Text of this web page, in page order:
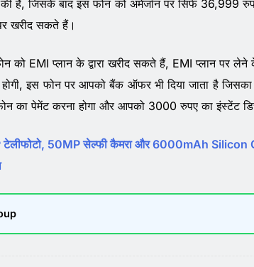
है, जिसके बाद इस फोन को अमेजॉन पर सिर्फ 36,999
खरीद सकते हैं।
को EMI प्लान के द्वारा खरीद सकते हैं, EMI प्लान पर
इस फोन पर आपको बैंक ऑफर भी दिया जाता है
का पेमेंट करना होगा और आपको 3000 रुपए का इंस्टेंट
50MP सेल्फी कैमरा और 6000mAh Silicon